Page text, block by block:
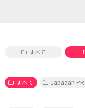
すべて
すべて
Japaaan PR